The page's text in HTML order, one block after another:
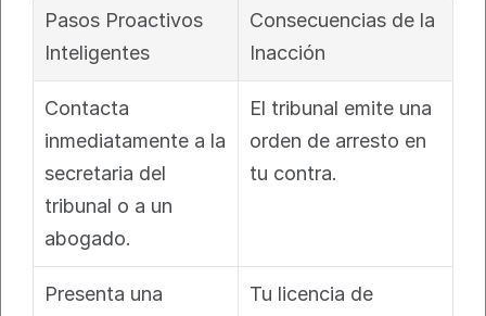
Pasos Proactivos
Inteligentes
Consecuencias de la
Inacción
Contacta
inmediatamente a la
secretaria del
tribunal o a un
abogado.
El tribunal emite una
orden de arresto en
tu contra.
Presenta una
Tu licencia de